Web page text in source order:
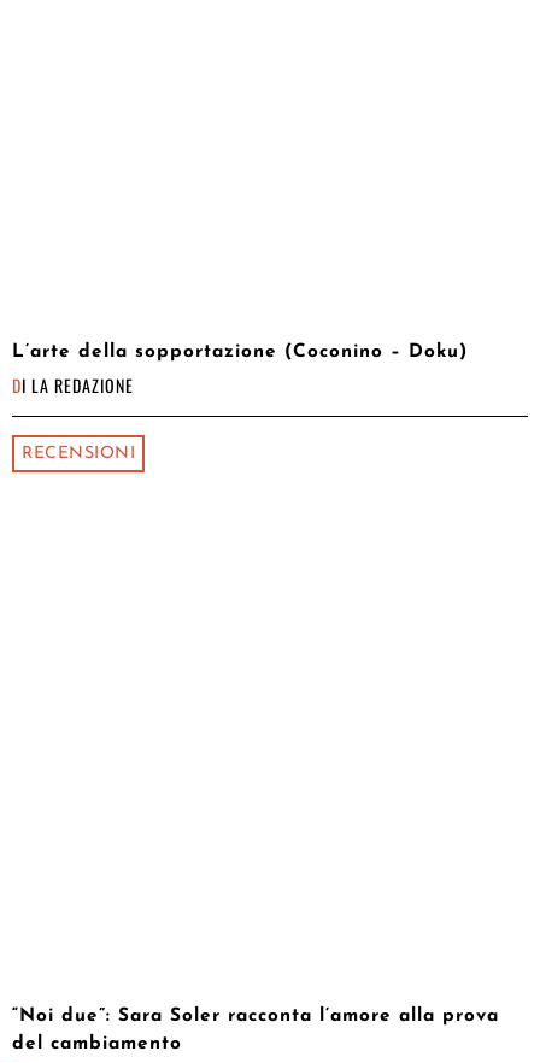
L’arte della sopportazione (Coconino – Doku)
DI LA REDAZIONE
RECENSIONI
“Noi due”: Sara Soler racconta l’amore alla prova
del cambiamento